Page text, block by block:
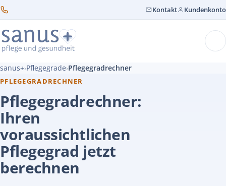
Kontakt Kundenkonto
sanus+›Pflegegrade›Pflegegradrechner
PFLEGEGRADRECHNER
Pflegegradrechner:
Ihren
voraussichtlichen
Pflegegrad jetzt
berechnen